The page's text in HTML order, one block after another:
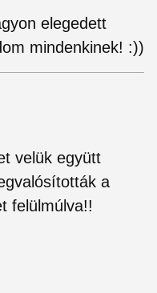
elegedett
mindenkinek! :))
velük együtt
a
felülmúlva!!